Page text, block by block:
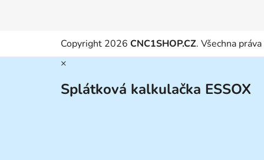
Copyright 2026 CNC1SHOP.CZ. Všechna
×
Splátková kalkulačka ESSOX